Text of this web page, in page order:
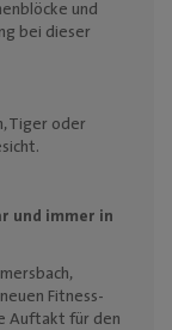
und
bei dieser
Tiger oder
und immer in
Fitness-
Auftakt für den